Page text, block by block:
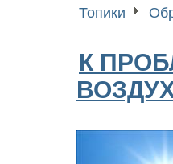
Топики
К